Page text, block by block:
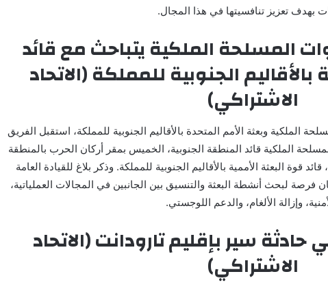
بهدف تعزيز تنافسيتها في هذا المجال.
المسلحة الملكية يتباحث مع قائد
الجنوبية للمملكة (الاتحاد
الاشتراكي)
الملكية وبعثة الأمم المتحدة بالأقاليم الجنوبية للمملكة، استقبل الفريق
الملكية قائد المنطقة الجنوبية، الخميس بمقر أركان الحرب بالمنطقة
قوة البعثة الأممية بالأقاليم الجنوبية للمملكة. وذكر بلاغ للقيادة العامة
فرصة لبحث أنشطة البعثة والتنسيق بين الجانبين في المجالات العملياتية،
وإزالة الألغام، والدعم اللوجستي.
في حادثة سير بإقليم تارودانت (الاتحاد
الاشتراكي)